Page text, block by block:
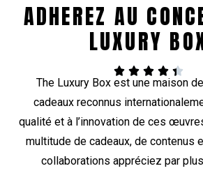
ADHEREZ AU
LUXURY
    
The Luxury Box est une maison
cadeaux reconnus
qualité et à l’innovation de ces
multitude de cadeaux, de contenus
collaborations appréciez par